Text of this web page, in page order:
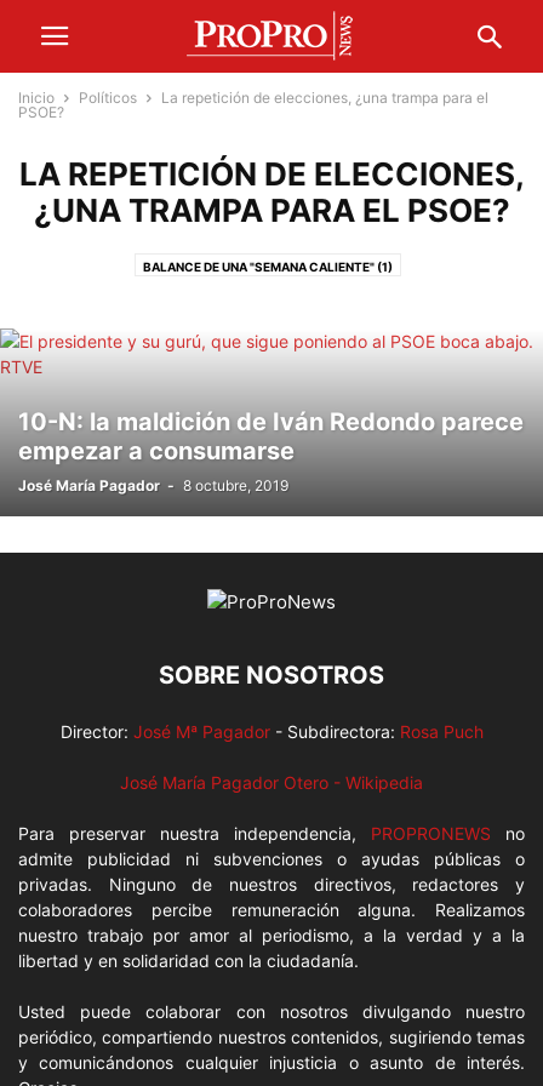
Inicio Políticos
La repetición de elecciones, ¿una trampa para el
PSOE?
LA REPETICIÓN DE ELECCIONES,
¿UNA TRAMPA PARA EL PSOE?
BALANCE DE UNA "SEMANA CALIENTE" (1)
LOS CAPRICHOS MILLONARIOS DE MONAGO ROZAN LO PUNIBLE (2)
LOS CAPRICHOS MILLONARIOS DE MONAGO ROZAN LO PUNIBLE (3)
10-N: la maldición de Iván Redondo parece
empezar a consumarse
José María Pagador - 8 octubre, 2019
SOBRE NOSOTROS
Director: José Mª Pagador- Subdirectora: Rosa Puch
José María Pagador Otero - Wikipedia
Para preservar nuestra independencia, PROPRONEWS no
admite publicidad ni subvenciones o ayudas públicas o
privadas. Ninguno de nuestros directivos, redactores y
colaboradores percibe remuneración alguna. Realizamos
nuestro trabajo por amor al periodismo, a la verdad y a la
libertad y en solidaridad con la ciudadanía.
Usted puede colaborar con nosotros divulgando nuestro
periódico, compartiendo nuestros contenidos, sugiriendo temas
y comunicándonos cualquier injusticia o asunto de interés.